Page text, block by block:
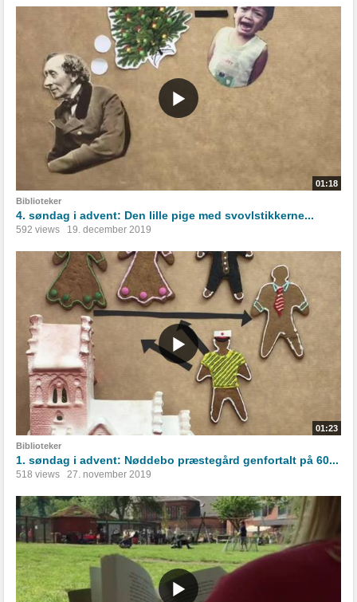
01:18
Biblioteker
4. søndag i advent: Den lille pige med svovlstikkerne...
592 views 19. december 2019
01:23
Biblioteker
1. søndag i advent: Nøddebo præstegård genfortalt på 60...
518 views 27. november 2019